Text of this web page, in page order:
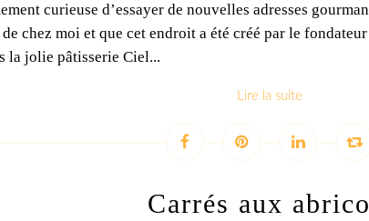
curieuse d’essayer de nouvelles adresses
chez moi et que cet endroit a été créé par le
la jolie pâtisserie Ciel...
Lire la suite
Carrés aux